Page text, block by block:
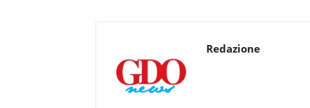
Redazione